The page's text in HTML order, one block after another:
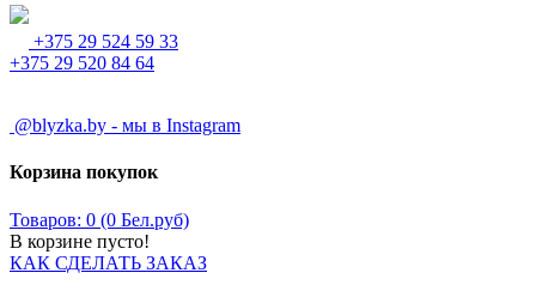
+375 29 524 59 33
+375 29 520 84 64
@blyzka.by - мы в Instagram
Корзина покупок
Товаров: 0 (0 Бел.руб)
В корзине пусто!
КАК СДЕЛАТЬ ЗАКАЗ